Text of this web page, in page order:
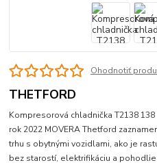
Ohodnotiť
THETFORD
Kompresorová chladnička T2138
rok 2022 MOVERA Thetford
trhu s obytnými vozidlami, ako je
bez starostí, elektrifikáciu a